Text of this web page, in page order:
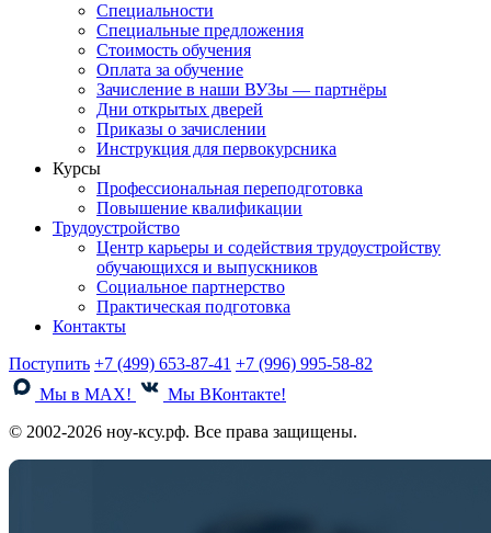
Специальности
Специальные предложения
Стоимость обучения
Оплата за обучение
Зачисление в наши ВУЗы — партнёры
Дни открытых дверей
Приказы о зачислении
Инструкция для первокурсника
Курсы
Профессиональная переподготовка
Повышение квалификации
Трудоустройство
Центр карьеры и содействия трудоустройству
обучающихся и выпускников
Социальное партнерство
Практическая подготовка
Контакты
Поступить +7 (499) 653-87-41 +7 (996) 995-58-82
Мы в MAX!
Мы ВКонтакте!
© 2002-2026 ноу-ксу.рф. Все права защищены.